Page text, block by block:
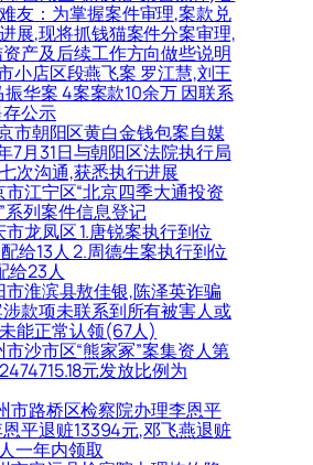
友：为掌握案件审理,案款兑
展,现将抓钱猫案件分案审理,
产及后续工作方向做些说明
小店区段燕飞案 罗江慧,刘王
振华案 4案案款10余万 因联系
公示
市朝阳区黄白金钱包案自媒
7月31日与朝阳区法院执行局
次沟通,获悉执行进展
市江宁区“北京四季大通投资
系列案件信息登记
市龙凤区 1.唐锐案执行到位
给13人 2.周德生案执行到位
给23人
市淮滨县敖佳银,陈泽英诈骗
款项未联系到所有被害人或
能正常认领(67人)
市沙市区“熊家冢”案集资人第
元发放比例为
市路桥区检察院办理李恩平
平退赃13394元,邓飞燕退赃
一年内领取